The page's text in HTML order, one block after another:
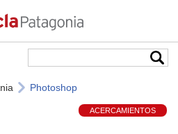
Photoshop
ACERCAMIENTOS